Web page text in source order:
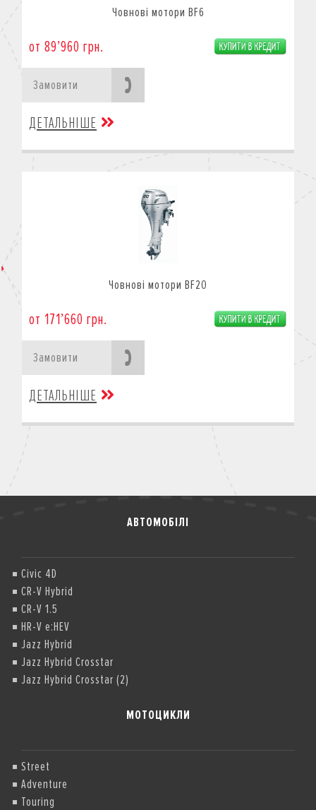
Човнові мотори BF6
от 89’960 грн.
Замовити
ДЕТАЛЬНІШЕ
Човнові мотори BF20
от 171’660 грн.
Замовити
ДЕТАЛЬНІШЕ
АВТОМОБІЛІ
Civic 4D
CR-V Hybrid
CR-V 1.5
HR-V e:HEV
Jazz Hybrid
Jazz Hybrid Crosstar
Jazz Hybrid Crosstar (2)
МОТОЦИКЛИ
Street
Adventure
Touring